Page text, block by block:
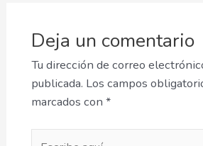
Deja un comentario
Tu dirección de correo
publicada. Los campos
marcados con *